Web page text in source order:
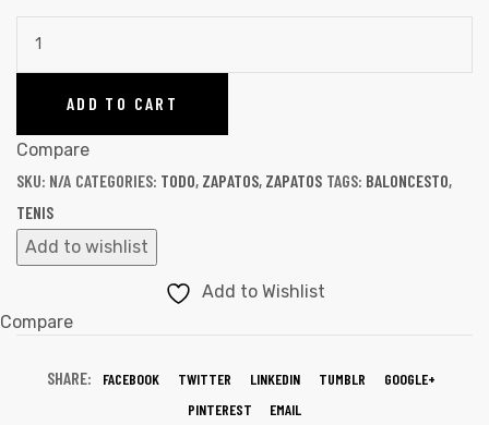
ADD TO CART
Compare
SKU: N/A CATEGORIES: TODO, ZAPATOS, ZAPATOS TAGS: BALONCESTO,
TENIS
Add to wishlist
Add to Wishlist
Compare
SHARE: FACEBOOK TWITTER LINKEDIN TUMBLR
GOOGLE+
PINTEREST
EMAIL